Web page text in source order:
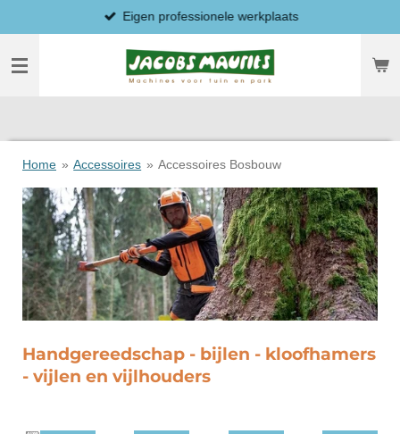
direct
naar
hoofdinhoud
Eigen professionele werkplaats
Home » Accessoires » Accessoires Bosbouw
Handgereedschap - bijlen - kloofhamers
- vijlen en vijlhouders